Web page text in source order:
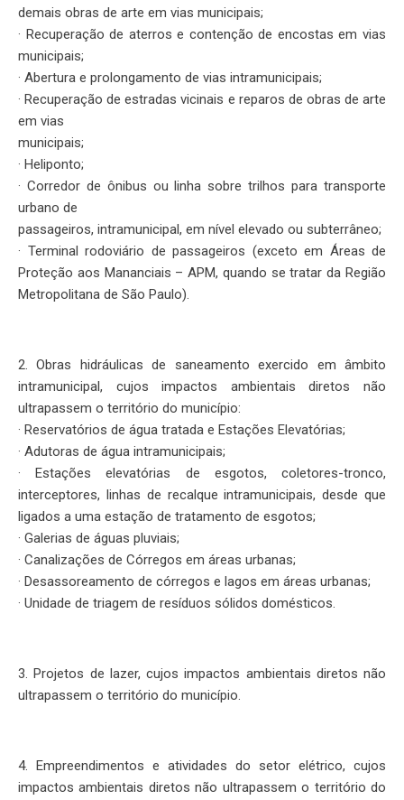
demais obras de arte em vias municipais;
· Recuperação de aterros e contenção de encostas em vias
municipais;
· Abertura e prolongamento de vias intramunicipais;
· Recuperação de estradas vicinais e reparos de obras de arte
em vias
municipais;
· Heliponto;
· Corredor de ônibus ou linha sobre trilhos para transporte
urbano de
passageiros, intramunicipal, em nível elevado ou subterrâneo;
· Terminal rodoviário de passageiros (exceto em Áreas de
Proteção aos Mananciais – APM, quando se tratar da Região
Metropolitana de São Paulo).
2. Obras hidráulicas de saneamento exercido em âmbito
intramunicipal, cujos impactos ambientais diretos não
ultrapassem o território do município:
· Reservatórios de água tratada e Estações Elevatórias;
· Adutoras de água intramunicipais;
· Estações elevatórias de esgotos, coletores-tronco,
interceptores, linhas de recalque intramunicipais, desde que
ligados a uma estação de tratamento de esgotos;
· Galerias de águas pluviais;
· Canalizações de Córregos em áreas urbanas;
· Desassoreamento de córregos e lagos em áreas urbanas;
· Unidade de triagem de resíduos sólidos domésticos.
3. Projetos de lazer, cujos impactos ambientais diretos não
ultrapassem o território do município.
4. Empreendimentos e atividades do setor elétrico, cujos
impactos ambientais diretos não ultrapassem o território do